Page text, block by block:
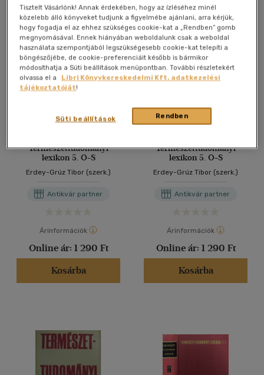
Antikvár könyv (5db)
Természettudományi
lexikon 5. O-S
Erdey-Grúz Tibor (szerk.)
Antikvár partner
Árinformációk
Online ár: 1 290 Ft
Kosárba
Természettudományi
lexikon 5. O-S
Erdey-Grúz Tibor (szerk.)
Antikvár partner
Árinformációk
Online ár: 1 290 Ft
Kosárba
Tisztelt Vásárlónk! Annak érdekében, hogy az ízléséhez minél
közelebb álló könyveket tudjunk a figyelmébe ajánlani, arra kérjük,
hogy fogadja el az ehhez szükséges cookie-kat a „Rendben” gomb
megnyomásával. Ennek hiányában weboldalunk csak a weboldal
használata szempontjából legszükségesebb cookie-kat telepíti a
böngészőjébe, de cookie-preferenciáit később is bármikor
módosíthatja a Süti beállítások menüpontban. További részletekért
olvassa el a
Libri Könyvkereskedelmi Kft. adatkezelési
tájékoztatóját!
Rendben
Süti beállítások